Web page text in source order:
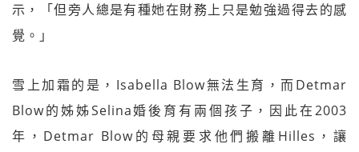
示，「但旁人總是有種她在財務上只是勉強過得去的感
覺。」
雪上加霜的是，Isabella Blow無法生育，而Detmar
Blow的姊姊Selina婚後育有兩個孩子，因此在2003
年，Detmar Blow的母親要求他們搬離Hilles，讓